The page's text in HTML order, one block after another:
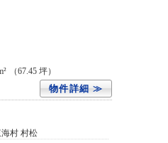
（67.45 坪）
物件詳細 ≫
村 村松